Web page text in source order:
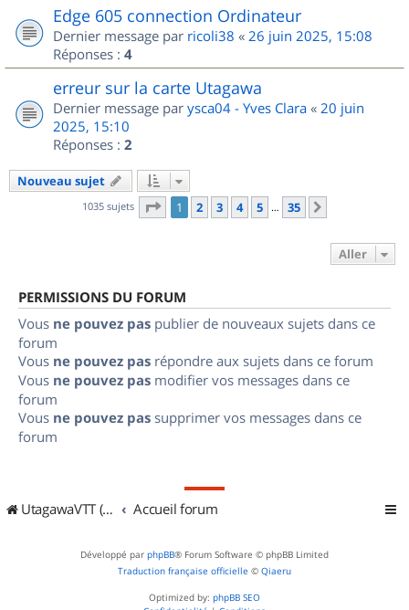
Edge 605 connection Ordinateur
Dernier message par ricoli38 « 26 juin 2025, 15:08
Réponses : 4
erreur sur la carte Utagawa
Dernier message par ysca04 - Yves Clara « 20 juin
2025, 15:10
Réponses : 2
Nouveau sujet
1035 sujets Page 1sur
1 2 3 4 5 … 35
Aller
PERMISSIONS DU FORUM
Vous ne pouvez pas publier de nouveaux sujets dans ce
forum
Vous ne pouvez pas répondre aux sujets dans ce forum
Vous ne pouvez pas modifier vos messages dans ce
forum
Vous ne pouvez pas supprimer vos messages dans ce
forum
UtagawaVTT (Randos VTT et VTTAE avec traces GPS) Accueil forum
Développé par phpBB® Forum Software © phpBB Limited
Traduction française officielle © Qiaeru
Optimized by: phpBB SEO